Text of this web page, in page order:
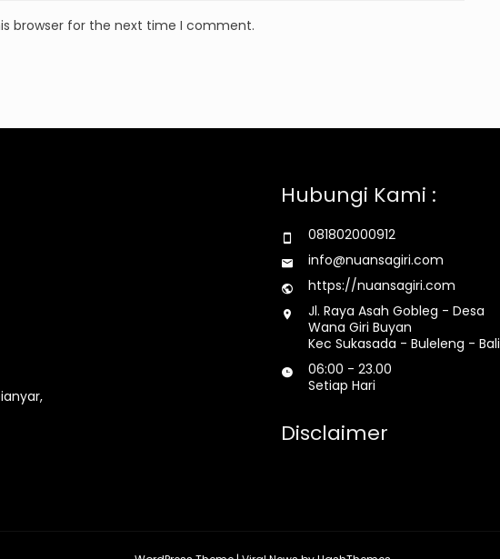
browser for the next time I comment.
Hubungi Kami :
081802000912
info@nuansagiri.com
https://nuansagiri.com
Jl. Raya Asah Gobleg - Desa
Wana Giri Buyan
Kec Sukasada - Buleleng - Bali
06:00 - 23.00
Setiap Hari
Disclaimer